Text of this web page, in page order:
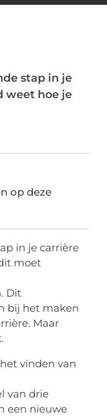
stap in je
weet hoe je
op deze
in je carrière
moet
Dit
bij het maken
Maar
vinden van
van drie
een nieuwe